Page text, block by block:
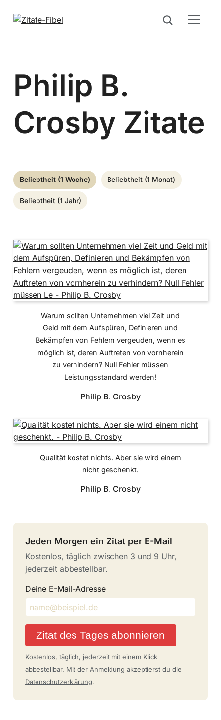
Suche öffnenMenu
Philip B.
Crosby Zitate
Beliebtheit (1 Woche) Beliebtheit (1 Monat)
Beliebtheit (1 Jahr)
Warum sollten Unternehmen viel Zeit und
Geld mit dem Aufspüren, Definieren und
Bekämpfen von Fehlern vergeuden, wenn es
möglich ist, deren Auftreten von vornherein
zu verhindern? Null Fehler müssen
Leistungsstandard werden!
Philip B. Crosby
Qualität kostet nichts. Aber sie wird einem
nicht geschenkt.
Philip B. Crosby
Jeden Morgen ein Zitat per E-Mail
Kostenlos, täglich zwischen 3 und 9 Uhr,
jederzeit abbestellbar.
Deine E-Mail-Adresse
Zitat des Tages abonnieren
Kostenlos, täglich, jederzeit mit einem Klick
abbestellbar. Mit der Anmeldung akzeptierst du die
Datenschutzerklärung.